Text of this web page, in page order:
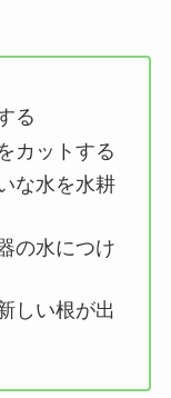
る
カットする
な水を水耕
の水につけ
しい根が出